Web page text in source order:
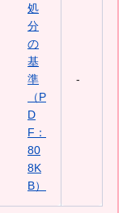
処
分
の
基
準
（P
D
F：
80
8K
B）
-